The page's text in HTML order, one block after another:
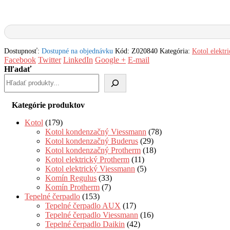
Dostupnosť: Dostupné na objednávku Kód: Z020840 Kategória: Kotol
Facebook Twitter LinkedIn Google + E-mail
Hľadať
Kategórie produktov
Kotol (179)
Kotol kondenzačný Viessmann (78)
Kotol kondenzačný Buderus (29)
Kotol kondenzačný Protherm (18)
Kotol elektrický Protherm (11)
Kotol elektrický Viessmann (5)
Komín Regulus (33)
Komín Protherm (7)
Tepelné čerpadlo (153)
Tepelné čerpadlo AUX (17)
Tepelné čerpadlo Viessmann (16)
Tepelné čerpadlo Daikin (42)